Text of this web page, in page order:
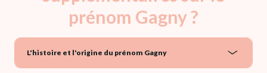
prénom Gagny ?
L'histoire et l'origine du prénom Gagny